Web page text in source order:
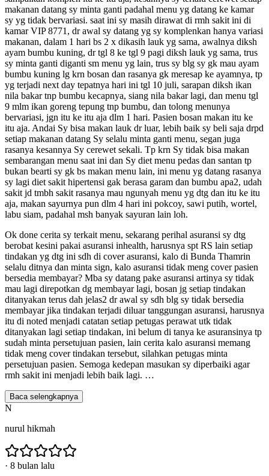
makanan datang sy minta ganti padahal menu yg datang ke kamar
sy yg tidak bervariasi. saat ini sy masih dirawat di rmh sakit ini di
kamar VIP 8771, dr awal sy datang yg sy komplenkan hanya variasi
makanan, dalam 1 hari bs 2 x dikasih lauk yg sama, awalnya diksh
ayam bumbu kuning, dr tgl 8 ke tgl 9 pagi diksh lauk yg sama, trus
sy minta ganti diganti sm menu yg lain, trus sy blg sy gk mau ayam
bumbu kuning lg krn bosan dan rasanya gk meresap ke ayamnya, tp
yg terjadi next day tepatnya hari ini tgl 10 juli, sarapan diksh ikan
nila bakar tnp bumbu kecapnya, siang nila bakar lagi, dan menu tgl
9 mlm ikan goreng tepung tnp bumbu, dan tolong menunya
bervariasi, jgn itu ke itu aja dlm 1 hari. Pasien bosan makan itu ke
itu aja. Andai Sy bisa makan lauk dr luar, lebih baik sy beli saja drpd
setiap makanan datang Sy selalu minta ganti menu, segan juga
rasanya kesannya Sy cerewet sekali. Tp krn Sy tidak bisa makan
sembarangan menu saat ini dan Sy diet menu pedas dan santan tp
bukan bearti sy gk bs makan menu lain, ini menu yg datang rasanya
sy lagi diet sakit hipertensi gak berasa garam dan bumbu apa2, udah
sakit jd tmbh sakit rasanya mau ngunyah menu yg dtg dan itu ke itu
aja, makan sayurnya pun dlm 4 hari ini pokcoy, sawi putih, wortel,
labu siam, padahal msh banyak sayuran lain loh.
Ok done cerita sy terkait menu, sekarang perihal asuransi sy dtg
berobat kesini pakai asuransi inhealth, harusnya spt RS lain setiap
tindakan yg dtg ini sdh di cover asuransi, kalo di Bunda Thamrin
selalu ditnya dan minta sign, kalo asuransi tidak meng cover pasien
bersedia membayar? Mba sy datang pake asuransi artinya sy tidak
mau lagi direpotkan dg membayar lagi, bosan jg setiap tindakan
ditanyakan terus dah jelas2 dr awal sy sdh blg sy tidak bersedia
membayar jika tindakan terjadi diluar tanggungan asuransi, harusnya
itu di noted menjadi catatan setiap petugas perawat utk tidak
ditanyakan lagi setiap tindakan, ini belum di tanya ke asuransinya tp
sudah minta persetujuan pasien, lain cerita kalo asuransi memang
tidak meng cover tindakan tersebut, silahkan petugas minta
persetujuan pasien. Semoga kedepan masukan sy diperbaiki agar
rmh sakit ini menjadi lebih baik lagi. …
Baca selengkapnya
N
nurul hikmah
· 8 bulan lalu